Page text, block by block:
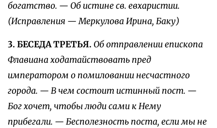
богатство. — Об истине св. евхаристии.
(Исправления — Меркулова Ирина, Баку)
3. БЕСЕДА ТРЕТЬЯ. Об отправлении епископа
Флавиана ходатайствовать пред
императором о помиловании несчастного
города. — В чем состоит истинный пост. —
Бог хочет, чтобы люди сами к Нему
прибегали. — Бесполезность поста, если мы не